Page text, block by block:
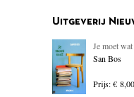
ENGELAND
ENGELSTALIG
Uitgeverij
Je moet wat
San Bos
Prijs: € 8,00